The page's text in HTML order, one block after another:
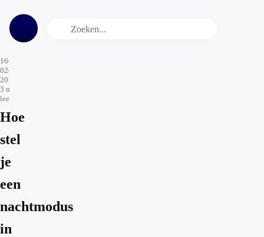
16-
02-
2017
3 min.
leestijd
Hoe
stel
je
een
nachtmodus
in